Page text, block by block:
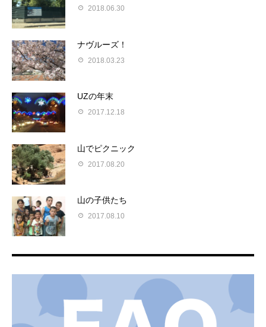
2018.06.30
ナヴルーズ！
2018.03.23
UZの年末
2017.12.18
山でピクニック
2017.08.20
山の子供たち
2017.08.10